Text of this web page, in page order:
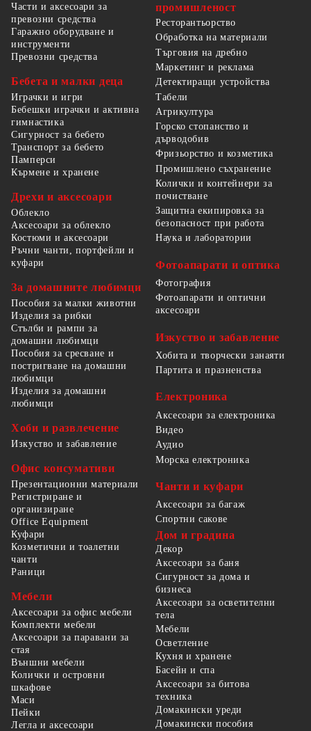
Части и аксесоари за
превозни средства
Гаражно оборудване и
инструменти
Превозни средства
Бебета и малки деца
Играчки и игри
Бебешки играчки и активна
гимнастика
Сигурност за бебето
Транспорт за бебето
Памперси
Кърмене и хранене
Дрехи и аксесоари
Облекло
Аксесоари за облекло
Костюми и аксесоари
Ръчни чанти, портфейли и
куфари
За домашните любимци
Пособия за малки животни
Изделия за рибки
Стълби и рампи за
домашни любимци
Пособия за сресване и
постригване на домашни
любимци
Изделия за домашни
любимци
Хоби и развлечение
Изкуство и забавление
Офис консумативи
Презентационни материали
Регистриране и
организиране
Office Equipment
промишленост
Ресторантьорство
Обработка на материали
Търговия на дребно
Маркетинг и реклама
Детектиращи устройства
Табели
Агрикултура
Горско стопанство и
дърводобив
Фризьорство и козметика
Промишлено съхранение
Колички и контейнери за
почистване
Защитна екипировка за
безопасност при работа
Наука и лаборатории
Фотоапарати и оптика
Фотография
Фотоапарати и оптични
аксесоари
Изкуство и забавление
Хобита и творчески занаяти
Партита и празненства
Електроника
Аксесоари за електроника
Видео
Аудио
Морска електроника
Чанти и куфари
Аксесоари за багаж
Спортни сакове
Куфари
Козметични и тоалетни
чанти
Раници
Мебели
Аксесоари за офис мебели
Комплекти мебели
Аксесоари за паравани за
стая
Външни мебели
Колички и островни
шкафове
Маси
Пейки
Легла и аксесоари
Дом и градина
Декор
Аксесоари за баня
Сигурност за дома и
бизнеса
Аксесоари за осветителни
тела
Мебели
Осветление
Кухня и хранене
Басейн и спа
Аксесоари за битова
техника
Домакински уреди
Домакински пособия